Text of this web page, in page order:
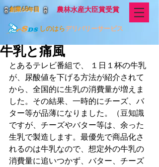
創業68年目 農林水産大臣賞受賞
しのはらデリバリーサービス
牛乳と痛風
とあるテレビ番組で、 １日１杯の牛乳
が、尿酸値を下げる方法が紹介されて
から、全国的に生乳の消費量が増えま
した。その結果、一時的にチーズ、バ
ター等が品薄になりました。（豆知識
ですが、チーズやバター等は、余った
生乳で製造します。最優先で商品化さ
れるのは牛乳なので、想定外の牛乳の
消費量に追いつかず、バター、チーズ